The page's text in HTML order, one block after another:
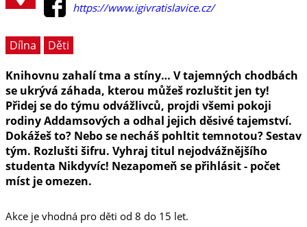
https://www.igivratislavice.cz/
Dílna
Děti
Knihovnu zahalí tma a stíny… V tajemných chodbách
se ukrývá záhada, kterou můžeš rozluštit jen ty!
Přidej se do týmu odvážlivců, projdi všemi pokoji
rodiny Addamsových a odhal jejich děsivé tajemství.
Dokážeš to? Nebo se necháš pohltit temnotou? Sestav
tým. Rozlušti šifru. Vyhraj titul nejodvážnějšího
studenta Nikdyvíc! Nezapomeň se přihlásit - počet
míst je omezen.
Akce je vhodná pro děti od 8 do 15 let.